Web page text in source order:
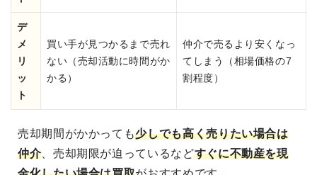
デ
メ
リ
ッ
ト
買い手が見つかるまで売れ
ない（売却活動に時間がか
かる）
仲介で売るより安くなっ
てしまう（相場価格の7
割程度）
売却期間がかかっても少しでも高く売りたい場合は
仲介、売却期限が迫っているなどすぐに不動産を現